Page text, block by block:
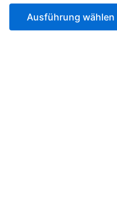
Ausführung wählen